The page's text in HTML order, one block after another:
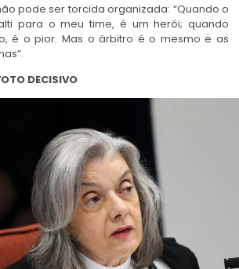
pode ser torcida organizada: “Quando o
para o meu time, é um herói; quando
é o pior. Mas o árbitro é o mesmo e as
DECISIVO